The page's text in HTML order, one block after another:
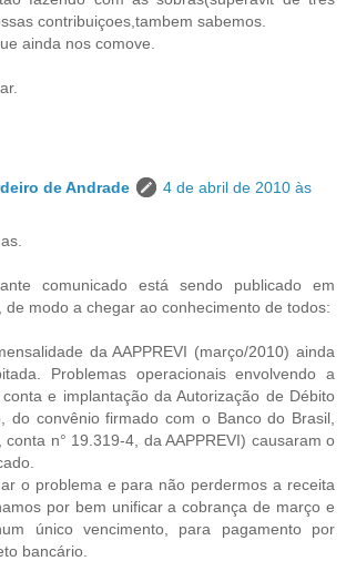
contribuiçoes,tambem sabemos.
ainda nos comove.
de Andrade
4 de abril de 2010 às
comunicado está sendo publicado em
de modo a chegar ao conhecimento de todos:
da AAPPREVI (março/2010) ainda
Problemas operacionais envolvendo a
e implantação da Autorização de Débito
do convênio firmado com o Banco do Brasil,
conta n° 19.319-4, da AAPPREVI) causaram o
o problema e para não perdermos a receita
por bem unificar a cobrança de março e
único vencimento, para pagamento por
bancário.